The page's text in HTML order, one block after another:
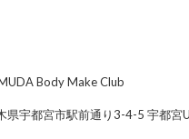
Body Make Club
県宇都宮市駅前通り3-4-5 宇都宮